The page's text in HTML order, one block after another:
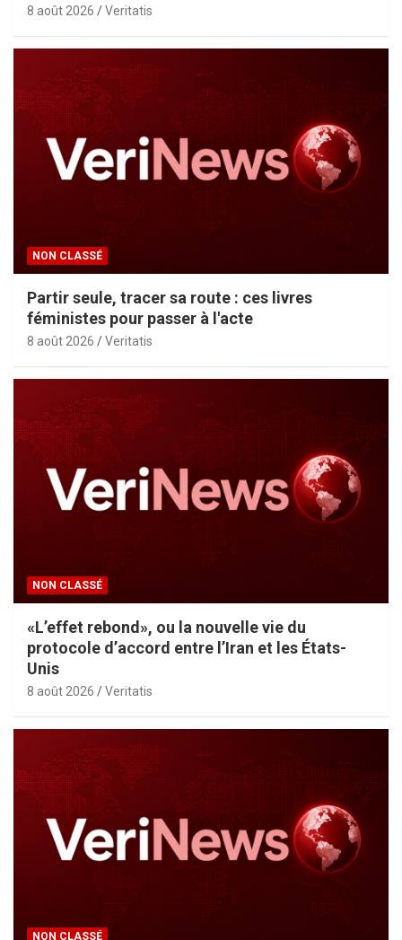
8 août 2026 Veritatis
NON CLASSÉ
Partir seule, tracer sa route : ces livres
féministes pour passer à l'acte
8 août 2026 Veritatis
NON CLASSÉ
«L’effet rebond», ou la nouvelle vie du
protocole d’accord entre l’Iran et les États-
Unis
8 août 2026 Veritatis
NON CLASSÉ